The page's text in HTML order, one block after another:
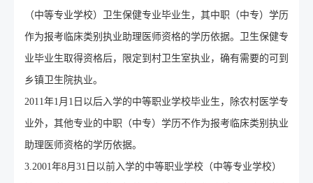
（中等专业学校）卫生保健专业毕业生，其中职（中专）学历
作为报考临床类别执业助理医师资格的学历依据。卫生保健专
业毕业生取得资格后，限定到村卫生室执业，确有需要的可到
乡镇卫生院执业。
2011年1月1日以后入学的中等职业学校毕业生，除农村医学专
业外，其他专业的中职（中专）学历不作为报考临床类别执业
助理医师资格的学历依据。
3.2001年8月31日以前入学的中等职业学校（中等专业学校）